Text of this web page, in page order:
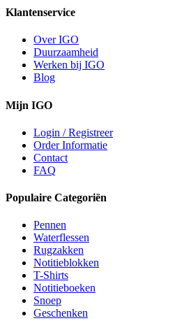
Klantenservice
Over IGO
Duurzaamheid
Werken bij IGO
Blog
Mijn IGO
Login / Registreer
Order Informatie
Contact
FAQ
Populaire Categoriën
Pennen
Waterflessen
Rugzakken
Notitieblokken
T-Shirts
Notitieboeken
Snoep
Geschenken